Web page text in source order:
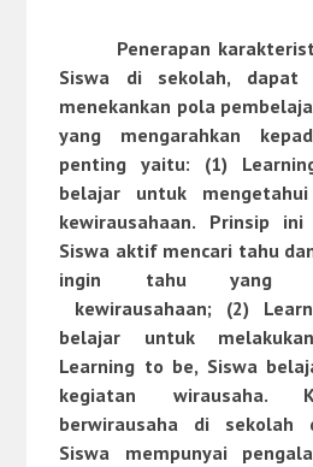
Penerapan
Siswa di sekolah, dapat
menekankan pola
yang mengarahkan
penting yaitu: (1)
belajar untuk
kewirausahaan. Prinsip
Siswa aktif mencari tahu
ingin tahu yang
kewirausahaan; (2)
belajar untuk
Learning to be, Siswa
kegiatan wirausaha.
berwirausaha di sekolah
Siswa mempunyai